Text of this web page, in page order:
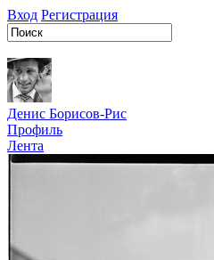
Вход Регистрация
Денис Борисов-Рис
Профиль
Лента